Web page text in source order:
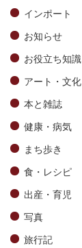
インポート
お知らせ
お役立ち知識
アート・文化
本と雑誌
健康・病気
まち歩き
食・レシピ
出産・育児
写真
旅行記